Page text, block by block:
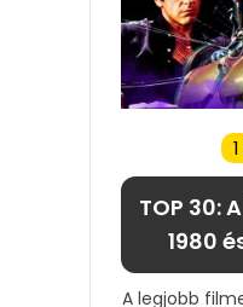
TOP 30:
1980
A legjobb